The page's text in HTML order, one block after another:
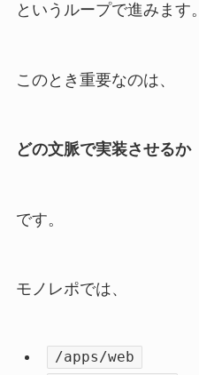
というループで進みます。
このとき重要なのは、
どの文脈で実装させるか
です。
モノレポでは、
/apps/web